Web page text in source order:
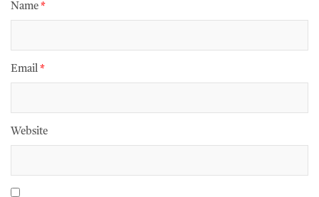
Name *
Email *
Website